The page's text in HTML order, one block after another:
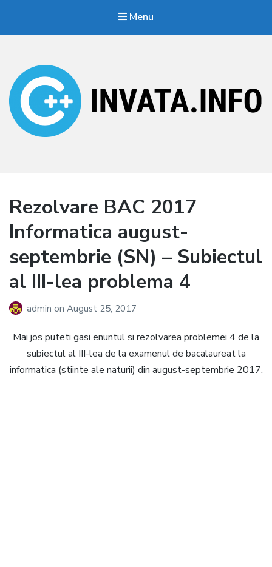
Menu
Rezolvare BAC 2017
Informatica august-
septembrie (SN) – Subiectul
al III-lea problema 4
admin on August 25, 2017
Mai jos puteti gasi enuntul si rezolvarea problemei 4 de la
subiectul al III-lea de la examenul de bacalaureat la
informatica (stiinte ale naturii) din august-septembrie 2017.